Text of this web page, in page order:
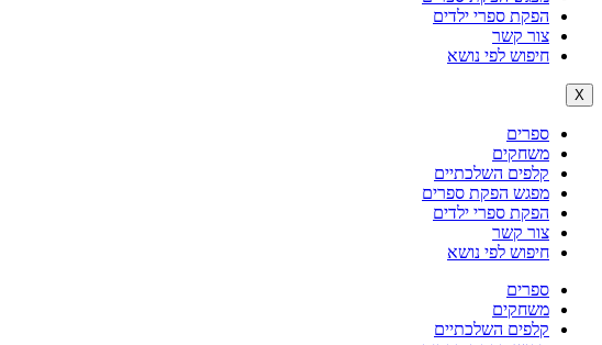
הפקת ספרי ילדים
צור קשר
חיפוש לפי נושא
X
ספרים
משחקים
קלפים השלכתיים
מפגש הפקת ספרים
הפקת ספרי ילדים
צור קשר
חיפוש לפי נושא
ספרים
משחקים
קלפים השלכתיים